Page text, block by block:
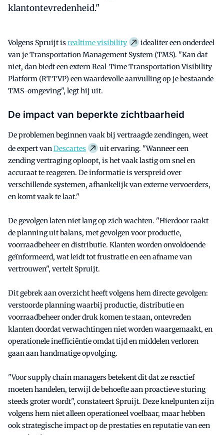
klantontevredenheid."
Volgens Spruijt isrealtime visibility
idealiter een onderdeel
van je Transportation Management System (TMS). "Kan dat
niet, dan biedt een extern Real-Time Transportation Visibility
Platform (RTTVP) een waardevolle aanvulling op je bestaande
TMS-omgeving", legt hij uit.
De impact van beperkte zichtbaarheid
De problemen beginnen vaak bij vertraagde zendingen, weet
de expert vanDescartes
uit ervaring. "Wanneer een
zending vertraging oploopt, is het vaak lastig om snel en
accuraat te reageren. De informatie is verspreid over
verschillende systemen, afhankelijk van externe vervoerders,
en komt vaak te laat."
De gevolgen laten niet lang op zich wachten. "Hierdoor raakt
de planning uit balans, met gevolgen voor productie,
voorraadbeheer en distributie. Klanten worden onvoldoende
geïnformeerd, wat leidt tot frustratie en een afname van
vertrouwen", vertelt Spruijt.
Dit gebrek aan overzicht heeft volgens hem directe gevolgen:
verstoorde planning waarbij productie, distributie en
voorraadbeheer onder druk komen te staan, ontevreden
klanten doordat verwachtingen niet worden waargemaakt, en
operationele inefficiëntie omdat tijd en middelen verloren
gaan aan handmatige opvolging.
"Voor supply chain managers betekent dit dat ze reactief
moeten handelen, terwijl de behoefte aan proactieve sturing
steeds groter wordt", constateert Spruijt. Deze knelpunten zijn
volgens hem niet alleen operationeel voelbaar, maar hebben
ook strategische impact op de prestaties en reputatie van een